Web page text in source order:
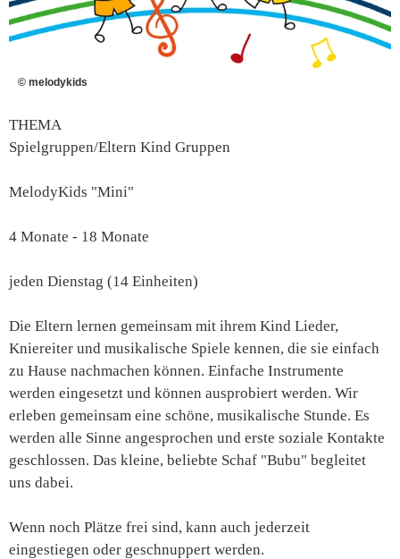
© melodykids
THEMA
Spielgruppen/Eltern Kind Gruppen
MelodyKids "Mini"
4 Monate - 18 Monate
jeden Dienstag (14 Einheiten)
Die Eltern lernen gemeinsam mit ihrem Kind Lieder,
Kniereiter und musikalische Spiele kennen, die sie einfach
zu Hause nachmachen können. Einfache Instrumente
werden eingesetzt und können ausprobiert werden. Wir
erleben gemeinsam eine schöne, musikalische Stunde. Es
werden alle Sinne angesprochen und erste soziale Kontakte
geschlossen. Das kleine, beliebte Schaf "Bubu" begleitet
uns dabei.
Wenn noch Plätze frei sind, kann auch jederzeit
eingestiegen oder geschnuppert werden.